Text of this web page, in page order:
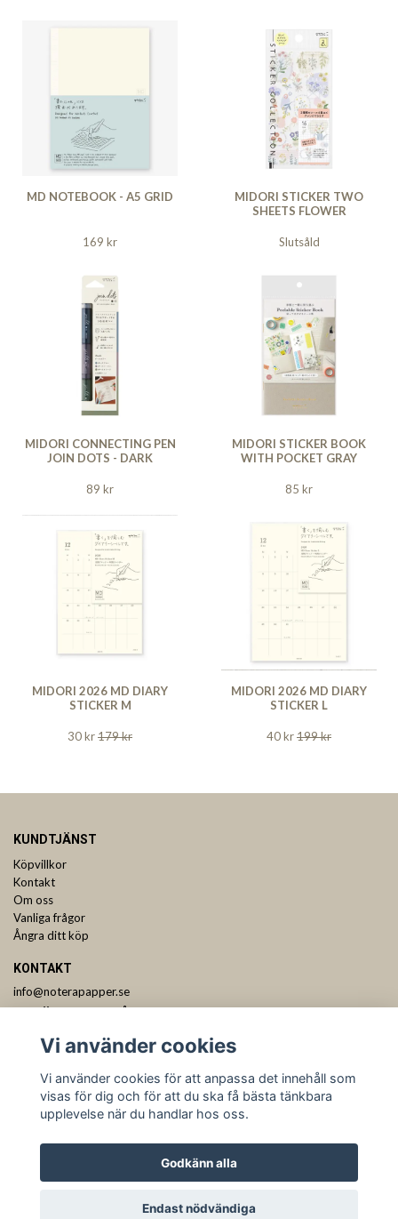
MD NOTEBOOK - A5 GRID
169 kr
MIDORI STICKER TWO
SHEETS FLOWER
Slutsåld
MIDORI CONNECTING PEN
JOIN DOTS - DARK
89 kr
MIDORI STICKER BOOK
WITH POCKET GRAY
85 kr
MIDORI 2026 MD DIARY
STICKER M
30 kr179 kr
MIDORI 2026 MD DIARY
STICKER L
40 kr199 kr
KUNDTJÄNST
Köpvillkor
Kontakt
Om oss
Vanliga frågor
Ångra ditt köp
KONTAKT
info@noterapapper.se
Vi använder cookies
Vi använder cookies för att anpassa det innehåll som
visas för dig och för att du ska få bästa tänkbara
upplevelse när du handlar hos oss.
Godkänn alla
Endast nödvändiga